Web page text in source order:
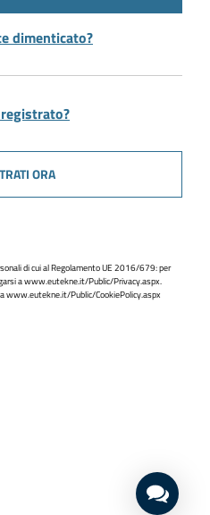
dimenticato?
ORA
di cui al Regolamento UE 2016/679: per
awww.eutekne.it/Public/Privacy.aspx.
www.eutekne.it/Public/CookiePolicy.aspx